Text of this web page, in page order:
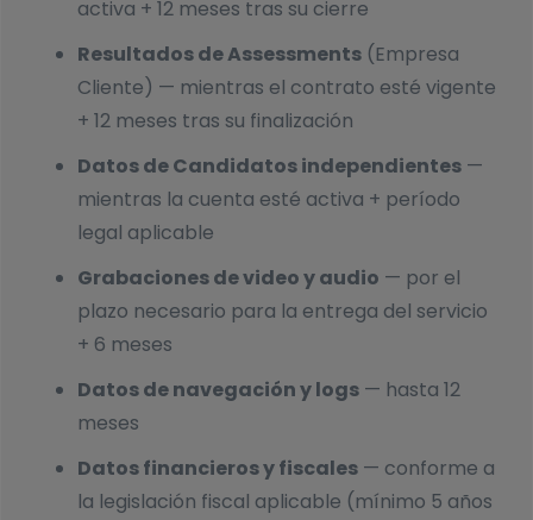
activa + 12 meses tras su cierre
Resultados de Assessments (Empresa
Cliente) — mientras el contrato esté vigente
+ 12 meses tras su finalización
Datos de Candidatos independientes —
mientras la cuenta esté activa + período
legal aplicable
Grabaciones de video y audio — por el
plazo necesario para la entrega del servicio
+ 6 meses
Datos de navegación y logs — hasta 12
meses
Datos financieros y fiscales — conforme a
la legislación fiscal aplicable (mínimo 5 años